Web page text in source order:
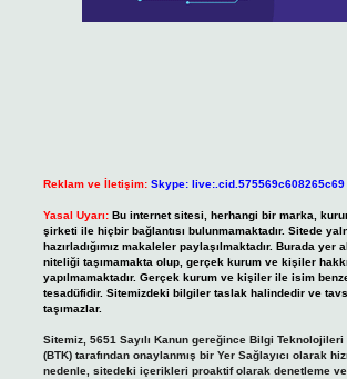
Reklam ve İletişim: Skype: live:.cid.575569c608265c69
Yasal Uyarı: Bu internet sitesi, herhangi bir marka,
şirketi ile hiçbir bağlantısı bulunmamaktadır. Sitede
hazırladığımız makaleler paylaşılmaktadır. Burada
niteliği taşımamakta olup, gerçek kurum ve kişiler
yapılmamaktadır. Gerçek kurum ve kişiler ile isim
tesadüfidir. Sitemizdeki bilgiler taslak halindedir ve
taşımazlar.
Sitemiz, 5651 Sayılı Kanun gereğince Bilgi
(BTK) tarafından onaylanmış bir Yer Sağlayıcı olarak
nedenle, sitedeki içerikleri proaktif olarak denetleme